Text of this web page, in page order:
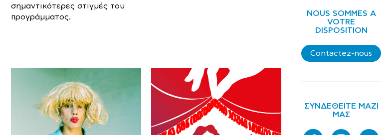
σημαντικότερες στιγμές του
προγράμματος.
NOUS SOMMES A
VOTRE
DISPOSITION
Contactez-nous
ΣΥΝΔΕΘΕΙΤΕ ΜΑΖΙ
ΜΑΣ